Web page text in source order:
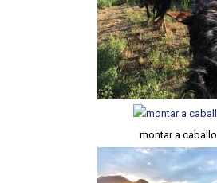
montar a caballo